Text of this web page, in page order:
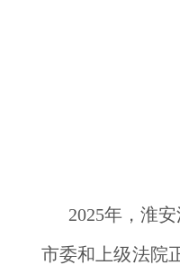
2025年，淮
市委和上级法院